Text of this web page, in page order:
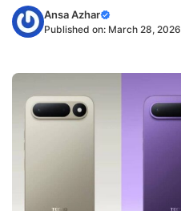
Ansa Azhar
Published on: March 28, 2026